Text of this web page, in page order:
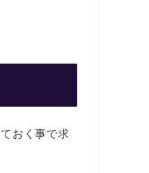
おく事で求